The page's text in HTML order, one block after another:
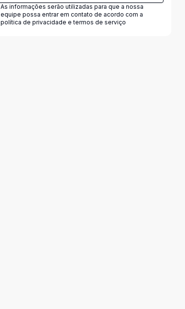
As informações serão utilizadas para que a nossa
equipe possa entrar em contato de acordo com a
política de privacidade e termos de serviço